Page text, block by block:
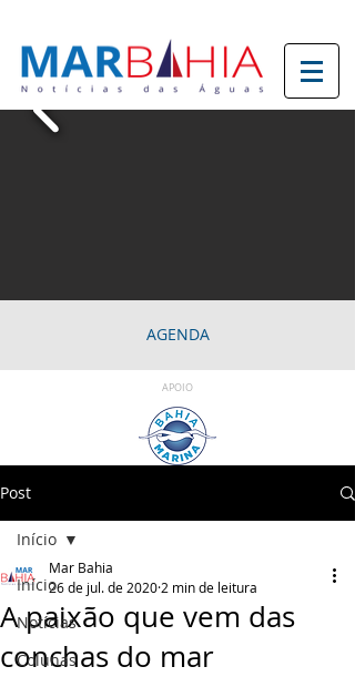
AGENDA
APOIO
Post
Início
Notícias
Colunas
Início
A paixão que vem das
conchas do mar
Mar Bahia
26 de jul. de 2020 2 min de leitura